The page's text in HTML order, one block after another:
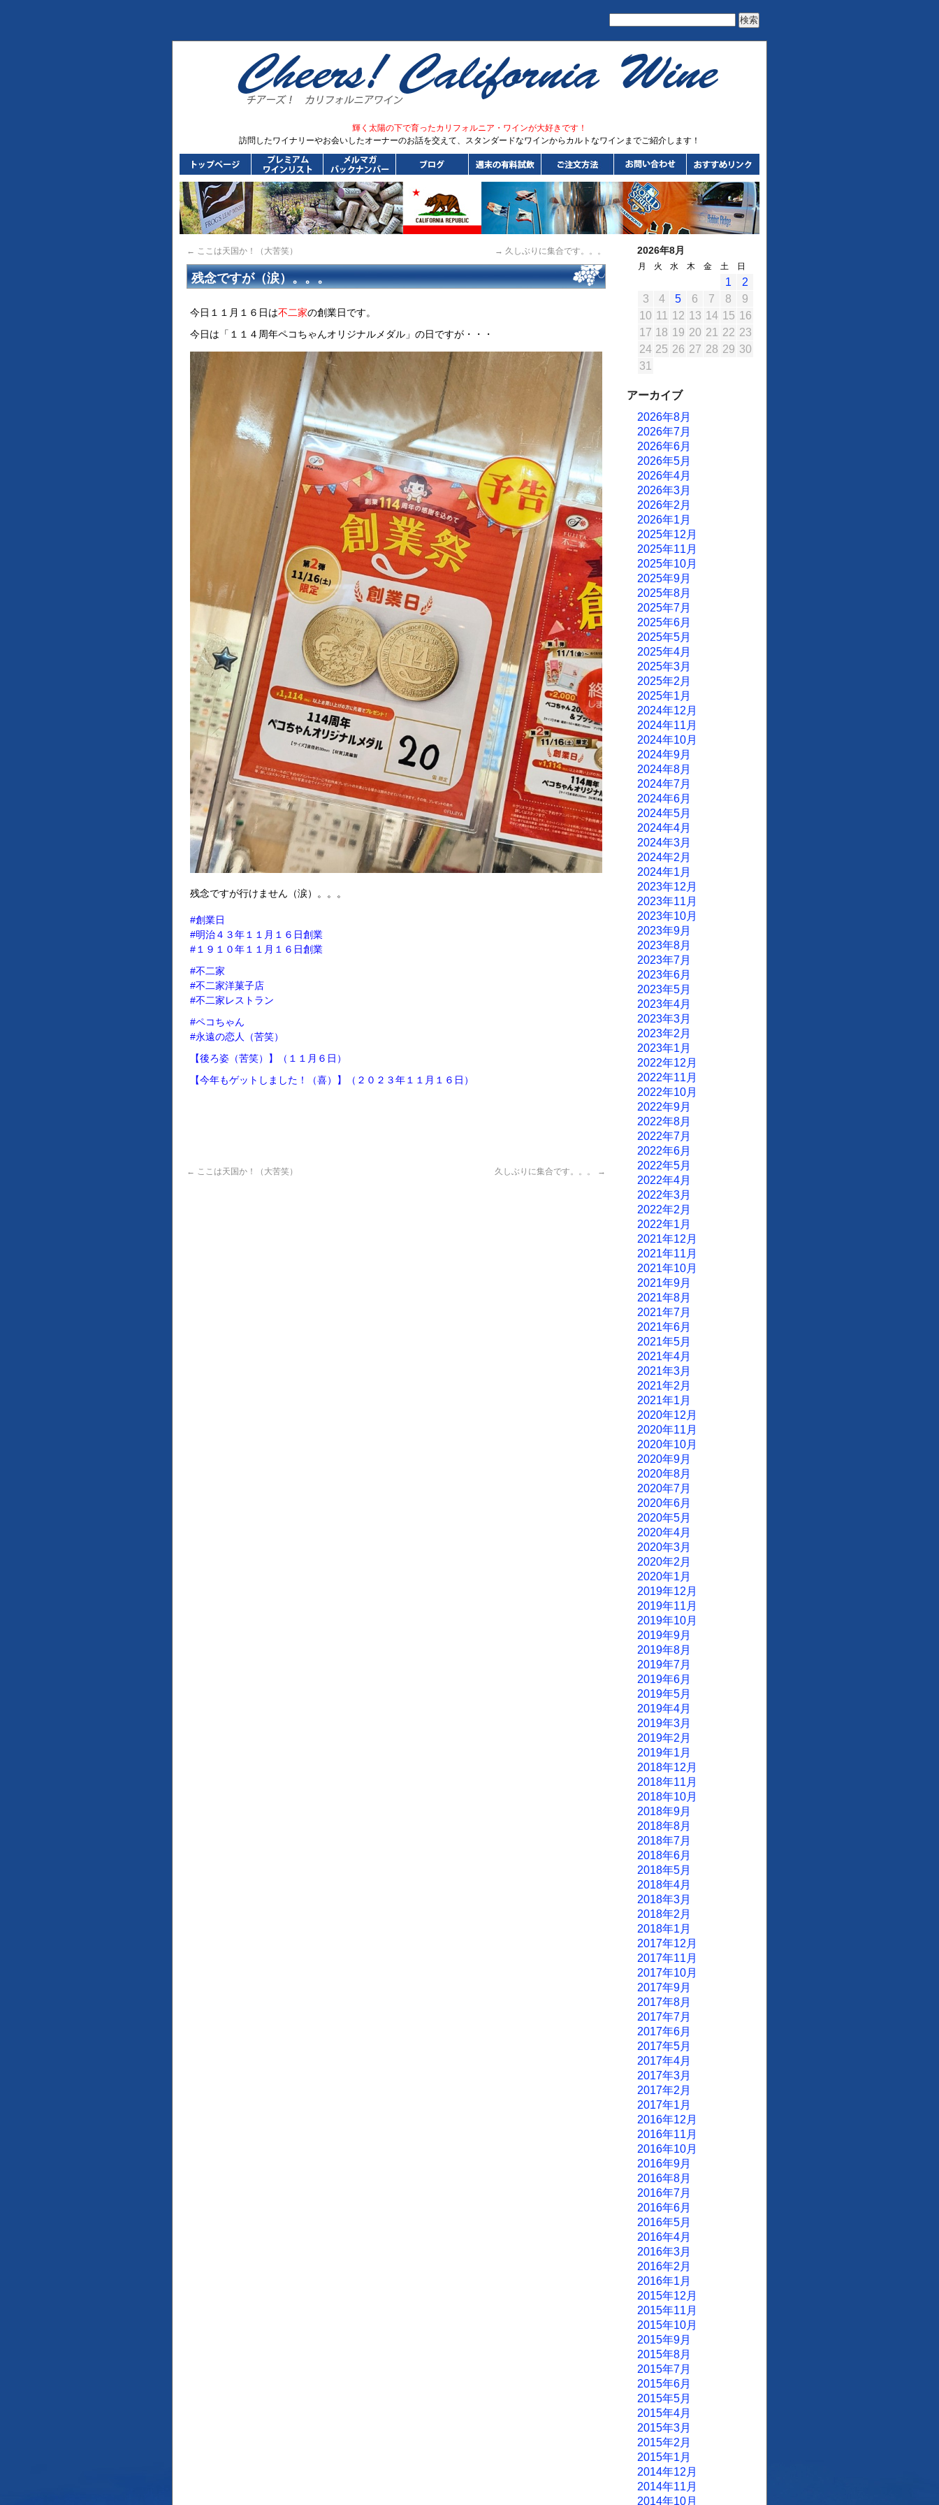
輝く太陽の下で育ったカリフォルニア・ワインが大好きです！
訪問したワイナリーやお会いしたオーナーのお話を交えて、スタンダードなワインからカルトなワインまでご紹介します！
← ここは天国か！（大苦笑） → 久しぶりに集合です。。。
残念ですが（涙）。。。
今日１１月１６日は不二家の創業日です。
今日は「１１４周年ペコちゃんオリジナルメダル」の日ですが・・・
残念ですが行けません（涙）。。。
#創業日
#明治４３年１１月１６日創業
#１９１０年１１月１６日創業
#不二家
#不二家洋菓子店
#不二家レストラン
#ペコちゃん
#永遠の恋人（苦笑）
【後ろ姿（苦笑）】（１１月６日）
【今年もゲットしました！（喜）】（２０２３年１１月１６日）
← ここは天国か！（大苦笑） 久しぶりに集合です。。。 →
2026年8月
月 火 水 木 金 土 日
1
2
3
4 5 6 7 8
9
10 11 12 13 14 15 16
17 18 19 20 21 22 23
24 25 26 27 28 29 30
31
アーカイブ
2026年8月
2026年7月
2026年6月
2026年5月
2026年4月
2026年3月
2026年2月
2026年1月
2025年12月
2025年11月
2025年10月
2025年9月
2025年8月
2025年7月
2025年6月
2025年5月
2025年4月
2025年3月
2025年2月
2025年1月
2024年12月
2024年11月
2024年10月
2024年9月
2024年8月
2024年7月
2024年6月
2024年5月
2024年4月
2024年3月
2024年2月
2024年1月
2023年12月
2023年11月
2023年10月
2023年9月
2023年8月
2023年7月
2023年6月
2023年5月
2023年4月
2023年3月
2023年2月
2023年1月
2022年12月
2022年11月
2022年10月
2022年9月
2022年8月
2022年7月
2022年6月
2022年5月
2022年4月
2022年3月
2022年2月
2022年1月
2021年12月
2021年11月
2021年10月
2021年9月
2021年8月
2021年7月
2021年6月
2021年5月
2021年4月
2021年3月
2021年2月
2021年1月
2020年12月
2020年11月
2020年10月
2020年9月
2020年8月
2020年7月
2020年6月
2020年5月
2020年4月
2020年3月
2020年2月
2020年1月
2019年12月
2019年11月
2019年10月
2019年9月
2019年8月
2019年7月
2019年6月
2019年5月
2019年4月
2019年3月
2019年2月
2019年1月
2018年12月
2018年11月
2018年10月
2018年9月
2018年8月
2018年7月
2018年6月
2018年5月
2018年4月
2018年3月
2018年2月
2018年1月
2017年12月
2017年11月
2017年10月
2017年9月
2017年8月
2017年7月
2017年6月
2017年5月
2017年4月
2017年3月
2017年2月
2017年1月
2016年12月
2016年11月
2016年10月
2016年9月
2016年8月
2016年7月
2016年6月
2016年5月
2016年4月
2016年3月
2016年2月
2016年1月
2015年12月
2015年11月
2015年10月
2015年9月
2015年8月
2015年7月
2015年6月
2015年5月
2015年4月
2015年3月
2015年2月
2015年1月
2014年12月
2014年11月
2014年10月